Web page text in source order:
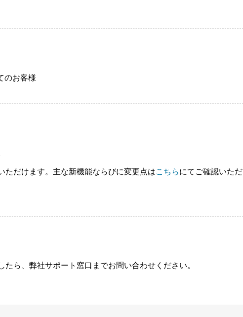
のお客様
ただけます。主な新機能ならびに変更点はこちらにてご確認いただ
ら、弊社サポート窓口までお問い合わせください。